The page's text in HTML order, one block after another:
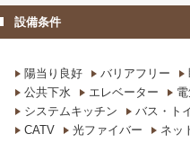
設備条件
陽当り良好 バリアフリー
公共下水
エレベーター
システムキッチン
バス・ト
CATV
光ファイバー ネッ